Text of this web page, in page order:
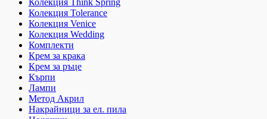
Колекция Think Spring
Колекция Tolerance
Колекция Venice
Колекция Wedding
Комплекти
Крем за крака
Крем за ръце
Кърпи
Лампи
Метод Акрил
Накрайници за ел. пила